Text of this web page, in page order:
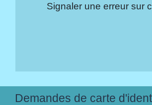
Signaler une erreur sur
Demandes de carte